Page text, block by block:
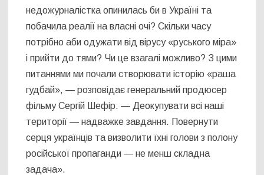
недожурналістка опинилась би в Україні та
побачила реалії на власні очі? Скільки часу
потрібно аби одужати від вірусу «руського міра»
і прийти до тями? Чи це взагалі можливо? З цими
питаннями ми почали створювати історію «раша
гудбай», — розповідає генеральний продюсер
фільму Сергій Шефір. — Деокупувати всі наші
території — надважке завдання. Повернути
серця українців та визволити їхні голови з полону
російської пропаганди — не менш складна
задача».